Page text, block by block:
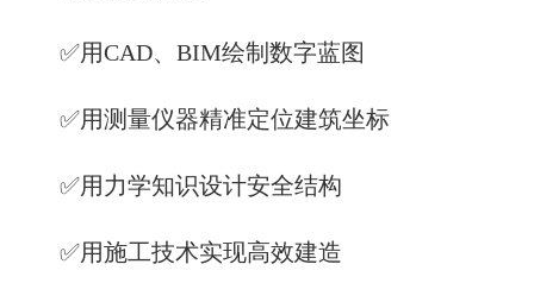
✅用CAD、BIM绘制数字蓝图
✅用测量仪器精准定位建筑坐标
✅用力学知识设计安全结构
✅用施工技术实现高效建造